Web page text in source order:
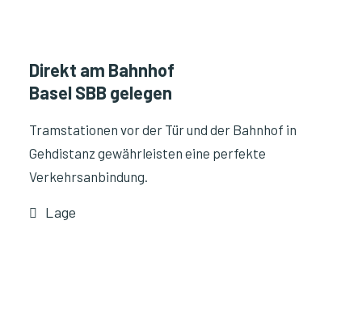
Direkt am Bahnhof
Basel SBB gelegen
Tramstationen vor der Tür und der Bahnhof in
Gehdistanz gewährleisten eine perfekte
Verkehrsanbindung.
Lage